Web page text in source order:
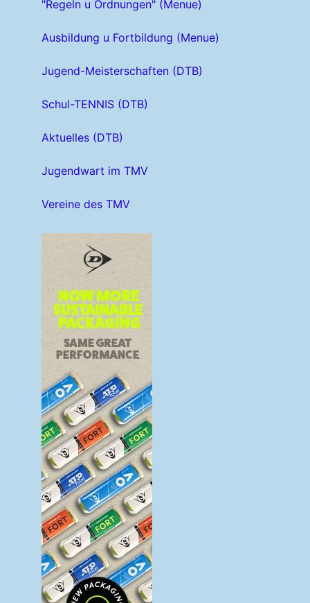
"Regeln u Ordnungen" (Menue)
Ausbildung u Fortbildung (Menue)
Jugend-Meisterschaften (DTB)
Schul-TENNIS (DTB)
Aktuelles (DTB)
Jugendwart im TMV
Vereine des TMV